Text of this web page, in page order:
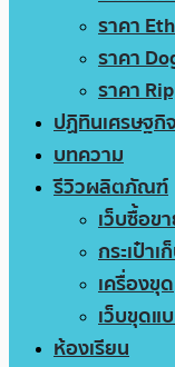
ราคา
ราคา
ราคา
ปฏิทินเศรษฐกิ
บทความ
รีวิวผลิตภัณฑ์
เว็บซื้อข
กระเป๋า
เครื่องขุด
เว็บขุดแ
ห้องเรียน